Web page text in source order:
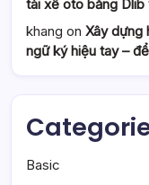
tài xế oto bằng Dlib
khang on Xây dựng
ngữ ký hiệu tay –
Basic